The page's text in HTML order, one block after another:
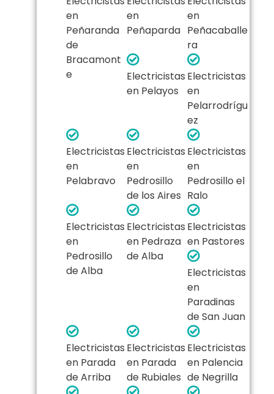
en
Peñaranda
de
Bracamont
e
en
Peñaparda
en
Peñacaballe
ra
Electricistas
en Pelayos
Electricistas
en
Pelarrodrígu
ez
Electricistas
en
Pelabravo
Electricistas
en
Pedrosillo
de los Aires
Electricistas
en
Pedrosillo el
Ralo
Electricistas
en
Pedrosillo
de Alba
Electricistas
en Pedraza
de Alba
Electricistas
en Pastores
Electricistas
en
Paradinas
de San Juan
Electricistas
en Parada
de Arriba
Electricistas
en Parada
de Rubiales
Electricistas
en Palencia
de Negrilla